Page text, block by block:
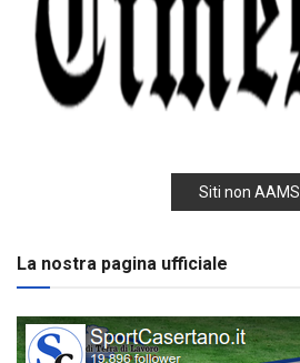
Siti non AAMS
La nostra pagina ufficiale